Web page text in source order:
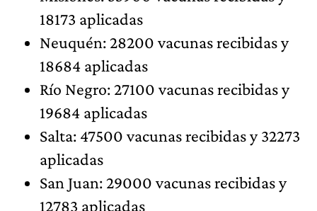
18173 aplicadas
Neuquén: 28200 vacunas recibidas y
18684 aplicadas
Río Negro: 27100 vacunas recibidas y
19684 aplicadas
Salta: 47500 vacunas recibidas y 32273
aplicadas
San Juan: 29000 vacunas recibidas y
12783 aplicadas